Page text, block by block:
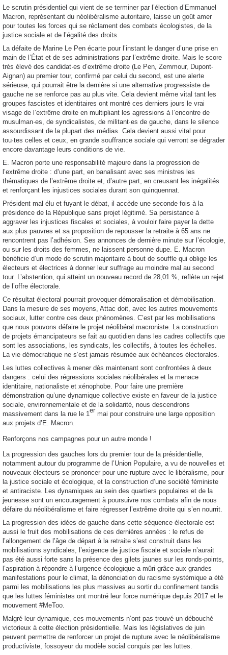
Le scrutin présidentiel qui vient de se terminer par l’élection d’Emmanuel
Macron, représentant du néolibéralisme autoritaire, laisse un goût amer
pour toutes les forces qui se réclament des combats écologistes, de la
justice sociale et de l’égalité des droits.
La défaite de Marine Le Pen écarte pour l’instant le danger d’une prise en
main de l’État et de ses administrations par l’extrême droite. Mais le score
très élevé des candidat·es d’extrême droite (Le Pen, Zemmour, Dupont-
Aignan) au premier tour, confirmé par celui du second, est une alerte
sérieuse, qui pourrait être la dernière si une alternative progressiste de
gauche ne se renforce pas au plus vite. Cela devient même vital tant les
groupes fascistes et identitaires ont montré ces derniers jours le vrai
visage de l’extrême droite en multipliant les agressions à l’encontre de
musulman·es, de syndicalistes, de militant·es de gauche, dans le silence
assourdissant de la plupart des médias. Cela devient aussi vital pour
tou·tes celles et ceux, en grande souffrance sociale qui verront se dégrader
encore davantage leurs conditions de vie.
E. Macron porte une responsabilité majeure dans la progression de
l’extrême droite : d’une part, en banalisant avec ses ministres les
thématiques de l’extrême droite et, d’autre part, en creusant les inégalités
et renforçant les injustices sociales durant son quinquennat.
Président mal élu et fuyant le débat, il accède une seconde fois à la
présidence de la République sans projet légitimé. Sa persistance à
aggraver les injustices fiscales et sociales, à vouloir faire payer la dette
aux plus pauvres et sa proposition de repousser la retraite à 65 ans ne
rencontrent pas l’adhésion. Ses annonces de dernière minute sur l’écologie,
ou sur les droits des femmes, ne laissent personne dupe. E. Macron
bénéficie d’un mode de scrutin majoritaire à bout de souffle qui oblige les
électeurs et électrices à donner leur suffrage au moindre mal au second
tour. L’abstention, qui atteint un nouveau record de 28,01 %, reflète un rejet
de l’offre électorale.
Ce résultat électoral pourrait provoquer démoralisation et démobilisation.
Dans la mesure de ses moyens, Attac doit, avec les autres mouvements
sociaux, lutter contre ces deux phénomènes. C’est par les mobilisations
que nous pouvons défaire le projet néolibéral macroniste. La construction
de projets émancipateurs se fait au quotidien dans les cadres collectifs que
sont les associations, les syndicats, les collectifs, à toutes les échelles.
La vie démocratique ne s’est jamais résumée aux échéances électorales.
Les luttes collectives à mener dès maintenant sont confrontées à deux
dangers : celui des régressions sociales néolibérales et la menace
identitaire, nationaliste et xénophobe. Pour faire une première
démonstration qu’une dynamique collective existe en faveur de la justice
sociale, environnementale et de la solidarité, nous descendrons
massivement dans la rue le 1er mai pour construire une large opposition
aux projets d’E. Macron.
Renforçons nos campagnes pour un autre monde !
La progression des gauches lors du premier tour de la présidentielle,
notamment autour du programme de l’Union Populaire, a vu de nouvelles et
nouveaux électeurs se prononcer pour une rupture avec le libéralisme, pour
la justice sociale et écologique, et la construction d’une société féministe
et antiraciste. Les dynamiques au sein des quartiers populaires et de la
jeunesse sont un encouragement à poursuivre nos combats afin de nous
défaire du néolibéralisme et faire régresser l’extrême droite qui s’en nourrit.
La progression des idées de gauche dans cette séquence électorale est
aussi le fruit des mobilisations de ces dernières années : le refus de
l’allongement de l’âge de départ à la retraite s’est construit dans les
mobilisations syndicales, l’exigence de justice fiscale et sociale n’aurait
pas été aussi forte sans la présence des gilets jaunes sur les ronds-points,
l’aspiration à répondre à l’urgence écologique a mûri grâce aux grandes
manifestations pour le climat, la dénonciation du racisme systémique a été
parmi les mobilisations les plus massives au sortir du confinement tandis
que les luttes féministes ont montré leur force numérique depuis 2017 et le
mouvement #MeToo.
Malgré leur dynamique, ces mouvements n’ont pas trouvé un débouché
victorieux à cette élection présidentielle. Mais les législatives de juin
peuvent permettre de renforcer un projet de rupture avec le néolibéralisme
productiviste, fossoyeur du modèle social conquis par les luttes.